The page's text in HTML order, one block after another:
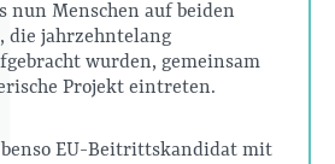
nun Menschen auf beiden
die jahrzehntelang
wurden, gemeinsam
Projekt eintreten.
EU-Beitrittskandidat mit